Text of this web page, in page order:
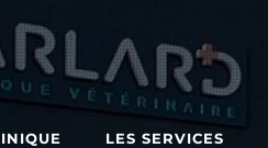
LES SERVICES